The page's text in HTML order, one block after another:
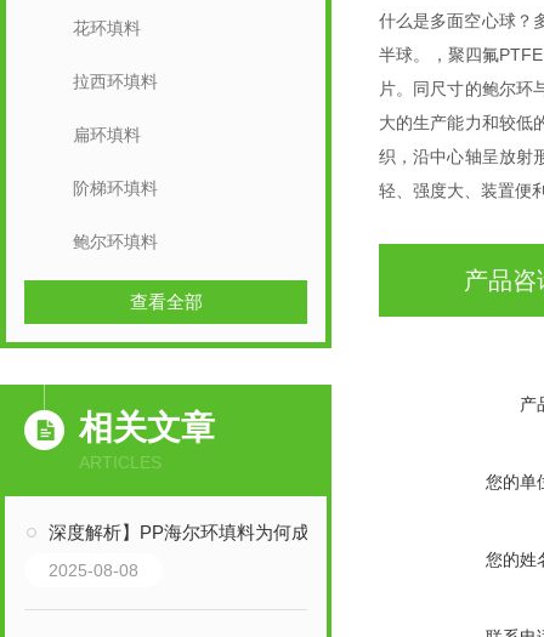
花环填料
拉西环填料
扁环填料
阶梯环填料
鲍尔环填料
查看全部
相关文章
ARTICLES
深度解析】PP海尔环填料为何成为填料塔升级换代的选择？
2025-08-08
什么是多面空心球？
半球。，聚四氟
片。同尺寸的鲍尔环
大的生产能力和较低
织，沿中心轴呈放射
轻、强度大、装置便
产品咨
产
您的单
您的姓